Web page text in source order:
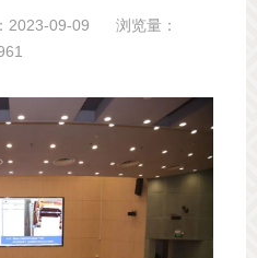
2023-09-09
浏览量：